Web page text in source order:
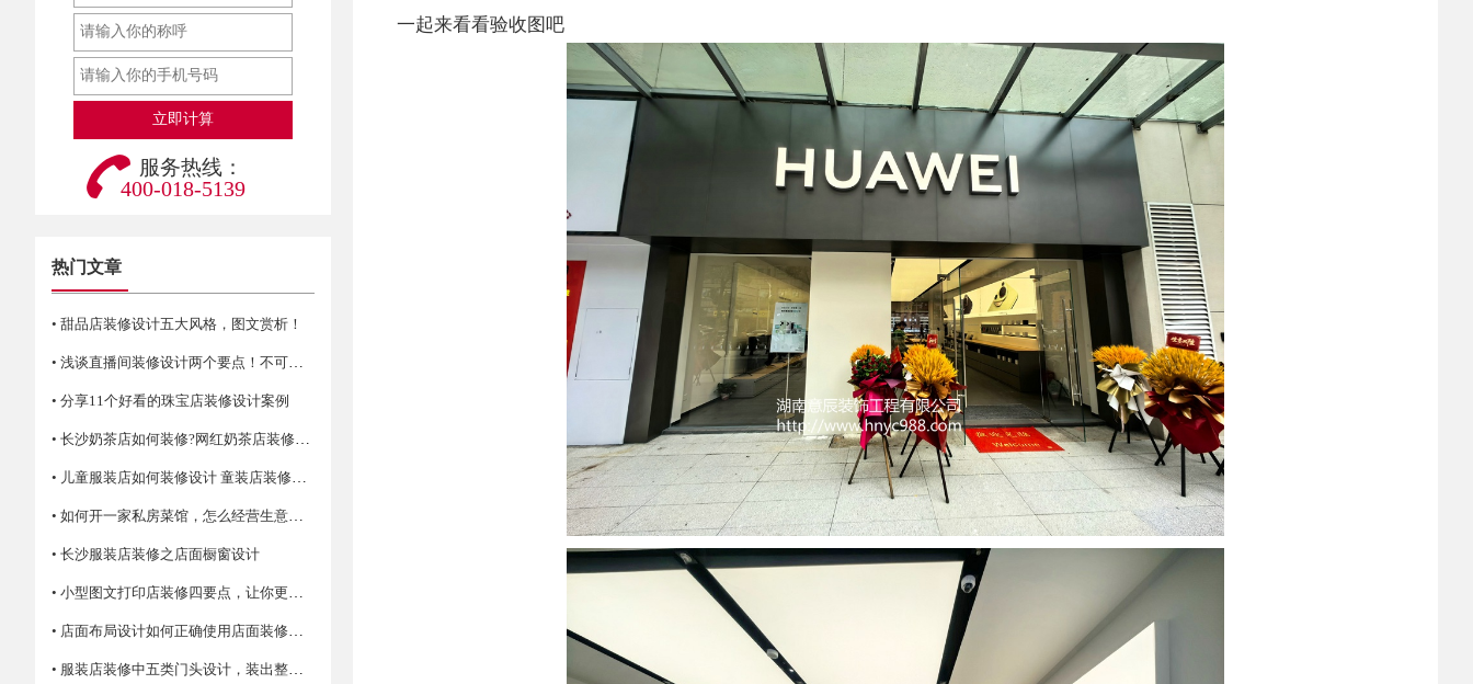
服务热线：
400-018-5139
热门文章
• 甜品店装修设计五大风格，图文赏析！
• 浅谈直播间装修设计两个要点！不可错过哦
• 分享11个好看的珠宝店装修设计案例
• 长沙奶茶店如何装修?网红奶茶店装修技巧
• 儿童服装店如何装修设计 童装店装修注意事项
• 如何开一家私房菜馆，怎么经营生意才火爆？
• 长沙服装店装修之店面橱窗设计
• 小型图文打印店装修四要点，让你更省空间！
• 店面布局设计如何正确使用店面装修平面图？
• 服装店装修中五类门头设计，装出整条街最靓！
一起来看看验收图吧